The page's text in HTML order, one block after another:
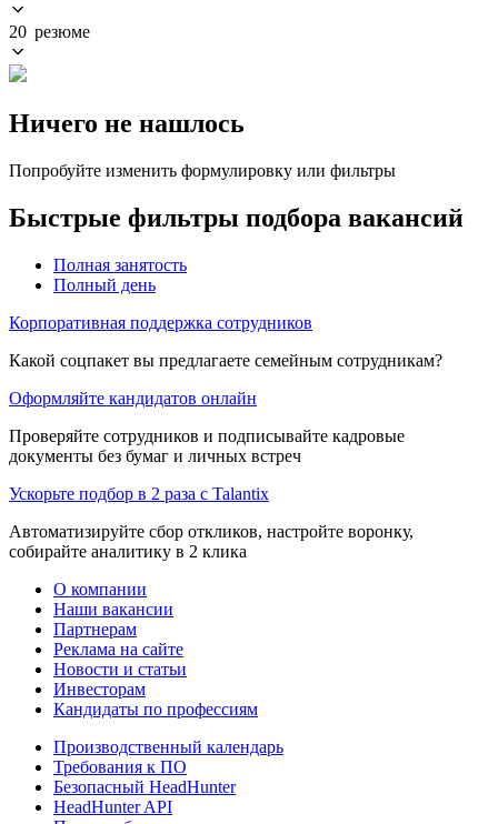
20 резюме
Ничего не нашлось
Попробуйте изменить формулировку или фильтры
Быстрые фильтры подбора вакансий
Полная занятость
Полный день
Корпоративная поддержка сотрудников
Какой соцпакет вы предлагаете семейным сотрудникам?
Оформляйте кандидатов онлайн
Проверяйте сотрудников и подписывайте кадровые
документы без бумаг и личных встреч
Ускорьте подбор в 2 раза с Talantix
Автоматизируйте сбор откликов, настройте воронку,
собирайте аналитику в 2 клика
О компании
Наши вакансии
Партнерам
Реклама на сайте
Новости и статьи
Инвесторам
Кандидаты по профессиям
Производственный календарь
Требования к ПО
Безопасный HeadHunter
HeadHunter API